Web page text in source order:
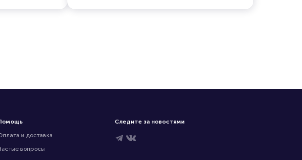
и доставка
вопросы
Следите за новостями